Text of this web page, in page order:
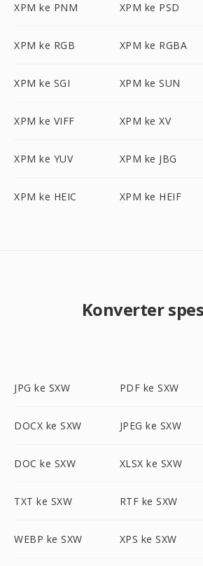
XPM ke PNM XPM ke PSD
XPM ke RGB XPM ke RGBA
XPM ke SGI XPM ke SUN
XPM ke VIFF XPM ke XV
XPM ke YUV XPM ke JBG
XPM ke HEIC XPM ke HEIF
Konverter
JPG ke SXW PDF ke SXW
DOCX ke SXW JPEG ke SXW
DOC ke SXW XLSX ke SXW
TXT ke SXW RTF ke SXW
WEBP ke SXW XPS ke SXW